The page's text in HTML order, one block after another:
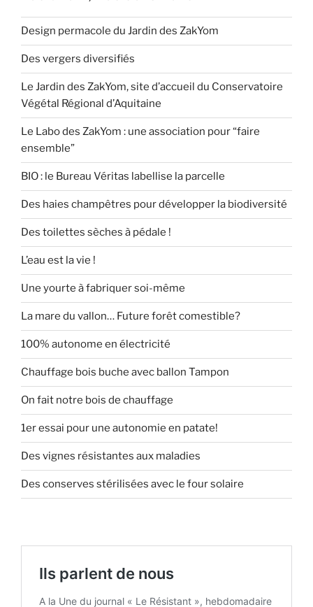
Design permacole du Jardin des ZakYom
Des vergers diversifiés
Le Jardin des ZakYom, site d’accueil du Conservatoire
Végétal Régional d’Aquitaine
Le Labo des ZakYom : une association pour “faire
ensemble”
BIO : le Bureau Véritas labellise la parcelle
Des haies champêtres pour développer la biodiversité
Des toilettes sèches à pédale !
L’eau est la vie !
Une yourte à fabriquer soi-même
La mare du vallon… Future forêt comestible?
100% autonome en électricité
Chauffage bois buche avec ballon Tampon
On fait notre bois de chauffage
1er essai pour une autonomie en patate!
Des vignes résistantes aux maladies
Des conserves stérilisées avec le four solaire